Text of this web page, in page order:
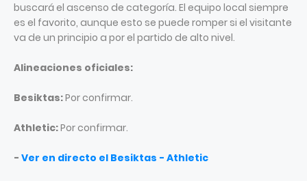
buscará el ascenso de categoría. El equipo local siempre
es el favorito, aunque esto se puede romper si el visitante
va de un principio a por el partido de alto nivel.
Alineaciones oficiales:
Besiktas:Por confirmar.
Athletic:Por confirmar.
- Ver en directo el Besiktas - Athletic